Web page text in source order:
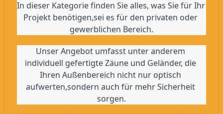
In dieser Kategorie finden Sie alles, was Sie für Ihr
Projekt benötigen,sei es für den privaten oder
gewerblichen Bereich.
Unser Angebot umfasst unter anderem
individuell gefertigte Zäune und Geländer, die
Ihren Außenbereich nicht nur optisch
aufwerten,sondern auch für mehr Sicherheit
sorgen.